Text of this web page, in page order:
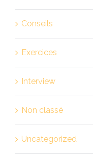
Conseils
Exercices
Interview
Non classé
Uncategorized